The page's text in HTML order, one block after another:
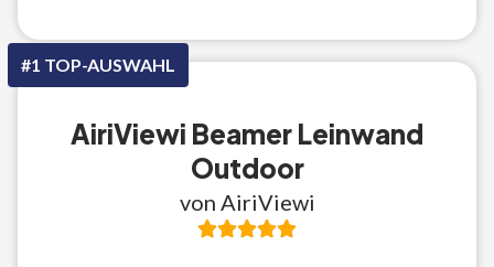
#1 TOP-AUSWAHL
AiriViewi Beamer Leinwand
Outdoor
von AiriViewi